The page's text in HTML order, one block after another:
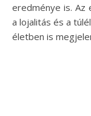
eredménye is. Az
a lojalitás és a
életben is